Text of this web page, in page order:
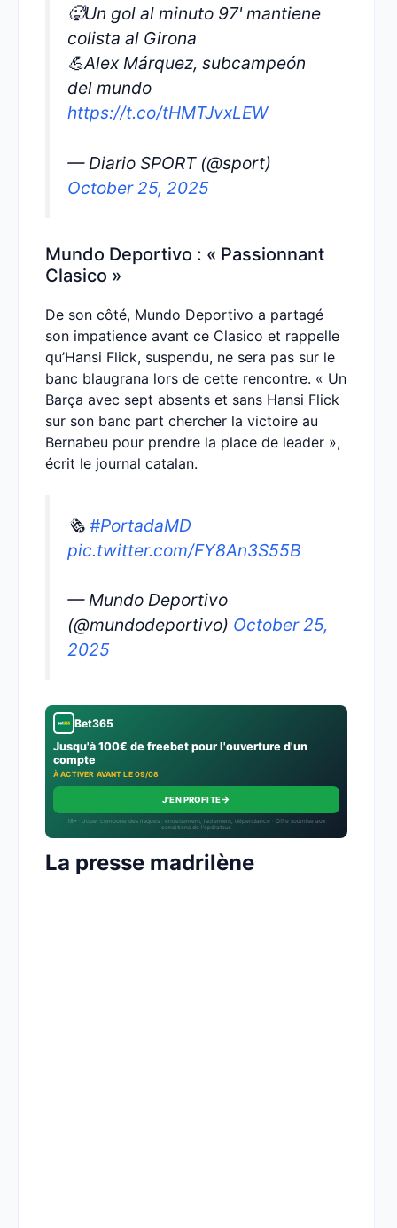
🥵Un gol al minuto 97' mantiene
colista al Girona
💪Alex Márquez, subcampeón
del mundo
https://t.co/tHMTJvxLEW
— Diario SPORT (@sport)
October 25, 2025
Mundo Deportivo : « Passionnant
Clasico »
De son côté, Mundo Deportivo a partagé
son impatience avant ce Clasico et rappelle
qu’Hansi Flick, suspendu, ne sera pas sur le
banc blaugrana lors de cette rencontre. « Un
Barça avec sept absents et sans Hansi Flick
sur son banc part chercher la victoire au
Bernabeu pour prendre la place de leader »,
écrit le journal catalan.
🗞️ #PortadaMD
pic.twitter.com/FY8An3S55B
— Mundo Deportivo
(@mundodeportivo) October 25,
2025
Bet365
Jusqu'à 100€ de freebet pour l'ouverture d'un
compte
À ACTIVER AVANT LE 09/08
J'EN PROFITE→
18+ · Jouer comporte des risques : endettement, isolement, dépendance · Offre soumise aux
conditions de l’opérateur.
La presse madrilène